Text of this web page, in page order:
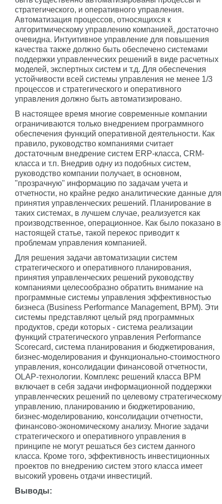
стратегического, и оперативного управления.
Автоматизация процессов, относящихся к
алгоритмическому управлению компанией, достаточно
очевидна. Интуитивное управление для повышения
качества также должно быть обеспечено системами
поддержки управленческих решений в виде расчетных
моделей, экспертных систем и т.д. Для обеспечения
устойчивости всей системы управления не менее 1/3
процессов и стратегического и оперативного
управления должно быть автоматизировано.
В настоящее время многие современные компании
ограничиваются только внедрением программного
обеспечения функций оперативной деятельности. Как
правило, руководство компаниями считает
достаточным внедрение систем ERP-класса, CRM-
класса и т.п. Внедрив одну из подобных систем,
руководство компании получает, в основном,
"прозрачную" информацию по задачам учета и
отчетности, но крайне редко аналитические данные для
принятия управленческих решений. Планирование в
таких системах, в лучшем случае, реализуется как
производственное, операционное. Как было показано в
настоящей статье, такой перекос приводит к
проблемам управления компанией.
Для решения задачи автоматизации систем
стратегического и оперативного планирования,
принятия управленческих решений руководству
компаниями целесообразно обратить внимание на
программные системы управления эффективностью
бизнеса (Business Performance Management, BPM). Эти
системы представляют целый ряд программных
продуктов, среди которых - система реализации
функций стратегического управления Performance
Scorecard, система планирования и бюджетирования,
бизнес-моделирования и функционально-стоимостного
управления, консолидации финансовой отчетности,
OLAP-технологии. Комплекс решений класса BPM
включает в себя задачи информационной поддержки
управленческих решений по целевому стратегическому
управлению, планированию и бюджетированию,
бизнес-моделированию, консолидации отчетности,
финансово-экономическому анализу. Многие задачи
стратегического и оперативного управления в
принципе не могут решаться без систем данного
класса. Кроме того, эффективность инвестиционных
проектов по внедрению систем этого класса имеет
высокий уровень отдачи инвестиций.
Выводы: